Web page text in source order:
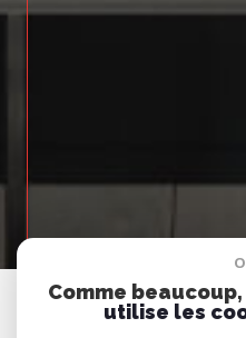
Comme
utilise les